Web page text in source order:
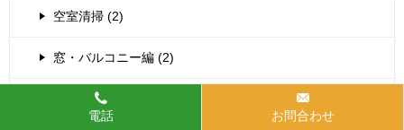
空室清掃 (2)
窓・バルコニー編 (2)
エアコン (1)
電話
お問合わせ